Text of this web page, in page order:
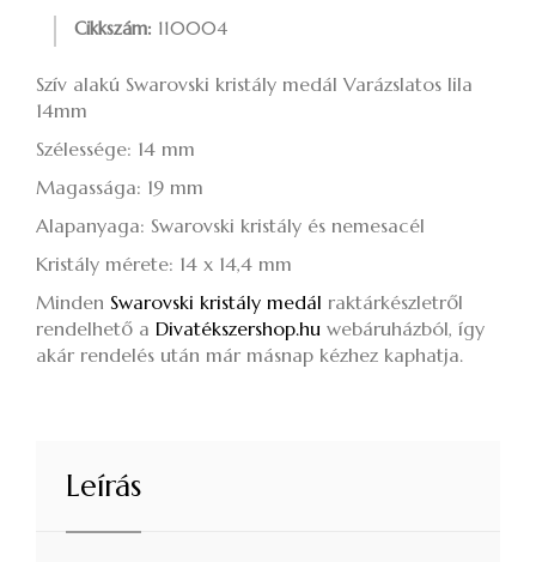
Cikkszám: 110004
Szív alakú Swarovski kristály medál Varázslatos lila
14mm
Szélessége: 14 mm
Magassága: 19 mm
Alapanyaga: Swarovski kristály és nemesacél
Kristály mérete: 14 x 14,4 mm
Minden Swarovski kristály medál raktárkészletről
rendelhető a Divatékszershop.hu webáruházból, így
akár rendelés után már másnap kézhez kaphatja.
Leírás